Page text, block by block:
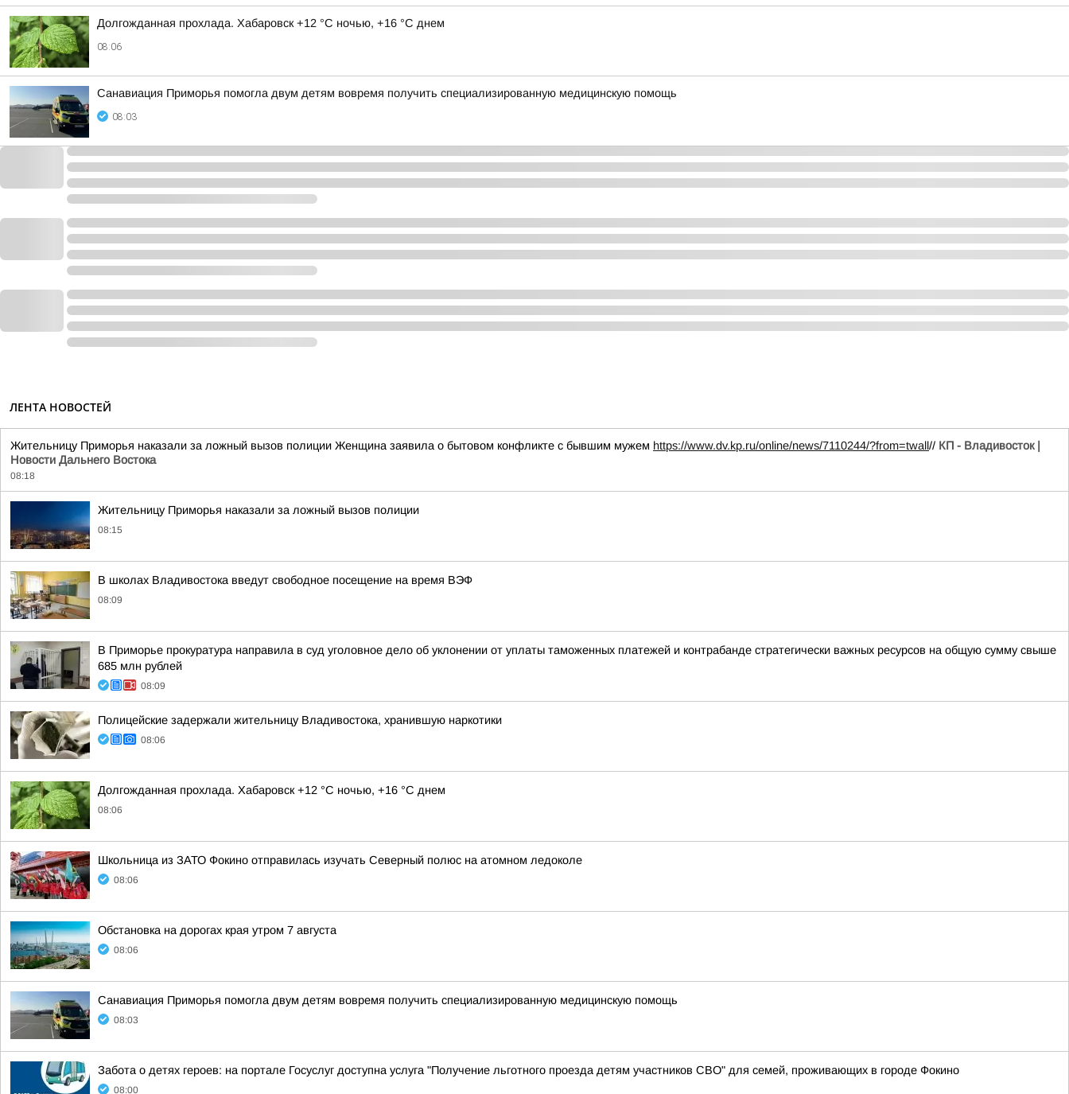
Долгожданная прохлада. Хабаровск +12 °C ночью, +16 °C днем
08:06
Санавиация Приморья помогла двум детям вовремя получить специализированную медицинскую помощь
08:03
ЛЕНТА НОВОСТЕЙ
Жительницу Приморья наказали за ложный вызов полиции Женщина заявила о бытовом конфликте с бывшим мужем https://www.dv.kp.ru/online/news/7110244/?from=twall// КП - Владивосток |
Новости Дальнего Востока
08:18
Жительницу Приморья наказали за ложный вызов полиции
08:15
В школах Владивостока введут свободное посещение на время ВЭФ
08:09
В Приморье прокуратура направила в суд уголовное дело об уклонении от уплаты таможенных платежей и контрабанде стратегически важных ресурсов на общую сумму свыше
685 млн рублей
08:09
Полицейские задержали жительницу Владивостока, хранившую наркотики
08:06
Долгожданная прохлада. Хабаровск +12 °C ночью, +16 °C днем
08:06
Школьница из ЗАТО Фокино отправилась изучать Северный полюс на атомном ледоколе
08:06
Обстановка на дорогах края утром 7 августа
08:06
Санавиация Приморья помогла двум детям вовремя получить специализированную медицинскую помощь
08:03
Забота о детях героев: на портале Госуслуг доступна услуга "Получение льготного проезда детям участников СВО" для семей, проживающих в городе Фокино
08:00